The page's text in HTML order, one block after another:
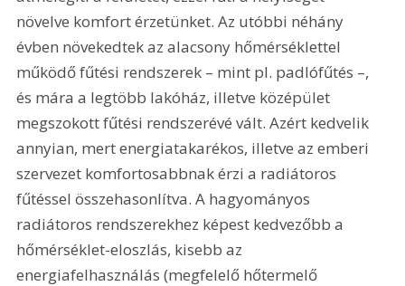
növelve komfort érzetünket. Az utóbbi néhány
évben növekedtek az alacsony hőmérséklettel
működő fűtési rendszerek – mint pl. padlófűtés –,
és mára a legtöbb lakóház, illetve középület
megszokott fűtési rendszerévé vált. Azért kedvelik
annyian, mert energiatakarékos, illetve az emberi
szervezet komfortosabbnak érzi a radiátoros
fűtéssel összehasonlítva. A hagyományos
radiátoros rendszerekhez képest kedvezőbb a
hőmérséklet-eloszlás, kisebb az
energiafelhasználás (megfelelő hőtermelő